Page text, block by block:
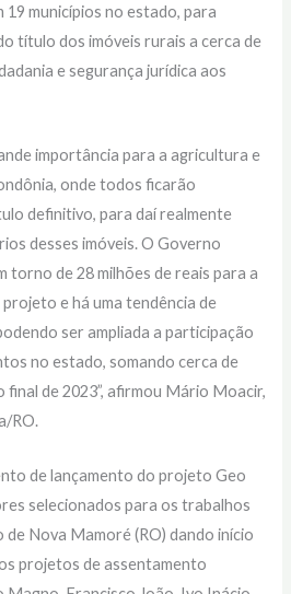
19 municípios no estado, para
título dos imóveis rurais a cerca de
e segurança jurídica aos
importância para a agricultura e
onde todos ficarão
definitivo, para daí realmente
desses imóveis. O Governo
torno de 28 milhões de reais para a
e há uma tendência de
ser ampliada a participação
no estado, somando cerca de
de 2023”, afirmou Mário Moacir,
RO.
de lançamento do projeto Geo
selecionados para os trabalhos
Nova Mamoré (RO) dando início
projetos de assentamento